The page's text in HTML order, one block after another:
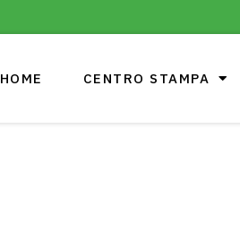
HOME CENTRO STAMPA